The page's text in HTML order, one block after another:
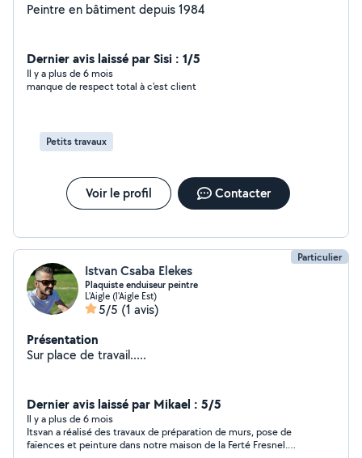
Peintre en bâtiment depuis 1984
Dernier avis laissé par Sisi : 1/5
Il y a plus de 6 mois
manque de respect total à c'est client
Petits travaux
Voir le profil Contacter
Particulier
Istvan Csaba Elekes
Plaquiste enduiseur peintre
L'Aigle (l'Aigle Est)
5/5 (1 avis)
Présentation
Sur place de travail.....
Dernier avis laissé par Mikael : 5/5
Il y a plus de 6 mois
Itsvan a réalisé des travaux de préparation de murs, pose de
faïences et peinture dans notre maison de la Ferté Fresnel.